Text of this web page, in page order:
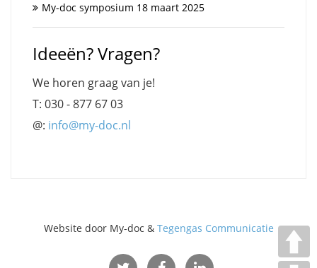
My-doc symposium 18 maart 2025
Ideeën? Vragen?
We horen graag van je!
T: 030 - 877 67 03
@: info@my-doc.nl
Website door My-doc & Tegengas Communicatie